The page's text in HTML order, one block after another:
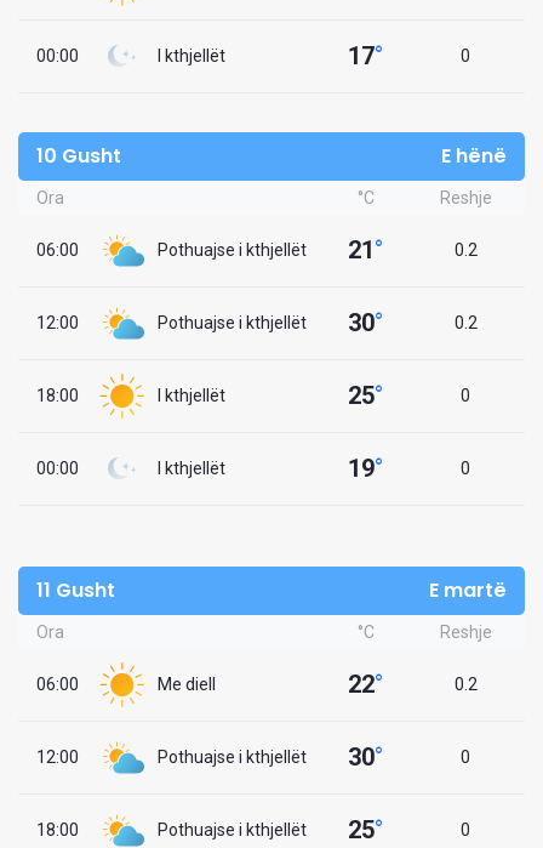
00:00 I kthjellët 17° 0
10 Gusht E hënë
Ora °C Reshje
06:00 Pothuajse i kthjellët 21° 0.2
12:00 Pothuajse i kthjellët 30° 0.2
18:00 I kthjellët 25° 0
00:00 I kthjellët 19° 0
11 Gusht E martë
Ora °C Reshje
06:00 Me diell 22° 0.2
12:00 Pothuajse i kthjellët 30° 0
18:00 Pothuajse i kthjellët 25° 0